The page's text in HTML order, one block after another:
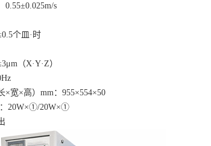
0.55±0.025m/s
个皿·时
（X·Y·Z）
×宽×高）mm：955×554×50
20W×①/20W×①